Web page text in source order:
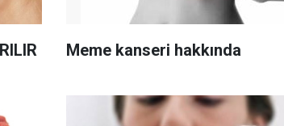
Meme kanseri hakkında